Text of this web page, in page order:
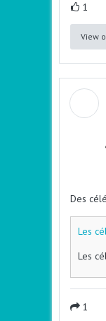
1
View
Des
Les
Les
1